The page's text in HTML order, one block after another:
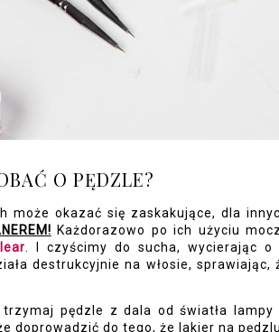
O PĘDZLE?
może okazać się zaskakujące, dla
Każdorazowo po ich użyciu
. I czyścimy do sucha, wycierając
destrukcyjnie na włosie,
pędzle z dala od światła
doprowadzić do tego, że lakier na